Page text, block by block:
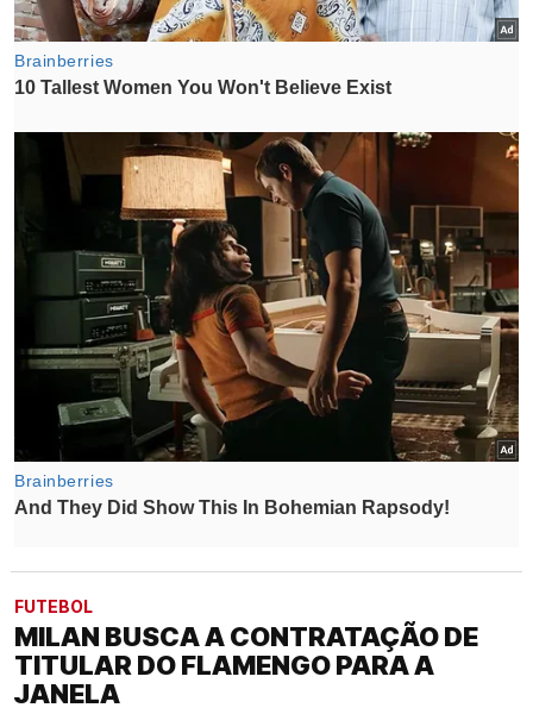
FUTEBOL
MILAN BUSCA A CONTRATAÇÃO DE
TITULAR DO FLAMENGO PARA A
JANELA